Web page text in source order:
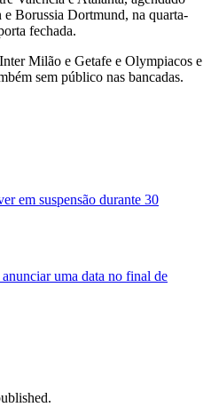
Borussia Dortmund, na quarta-
fechada.
Milão e Getafe e Olympiacos e
sem público nas bancadas.
em suspensão durante 30
uma data no final de